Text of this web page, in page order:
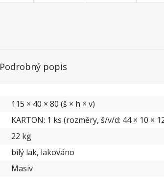
Podrobný popis
115 × 40 × 80 (š × h × v)
KARTON: 1 ks (rozměry, š/v/d: 44 × 10 ×
22 kg
bílý lak, lakováno
Masiv